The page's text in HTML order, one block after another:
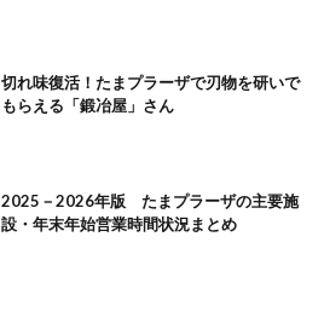
切れ味復活！たまプラーザで刃物を研いで
もらえる「鍛冶屋」さん
2025－2026年版 たまプラーザの主要施
設・年末年始営業時間状況まとめ